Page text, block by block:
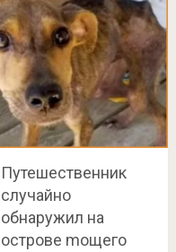
Путешественник
случайно
обнаружил на
острове moщего